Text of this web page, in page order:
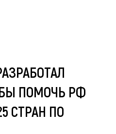
ПОМОЧЬ РФ
СТРАН ПО